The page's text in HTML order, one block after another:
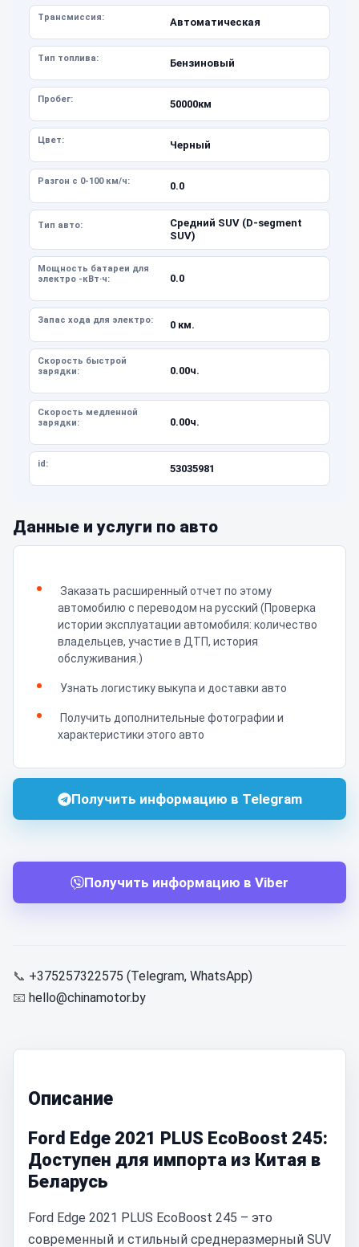
Трансмиссия: Автоматическая
Тип топлива: Бензиновый
Пробег: 50000км
Цвет: Черный
Разгон с 0-100 км/ч: 0.0
Тип авто:
Средний SUV (D-segment
SUV)
Мощность батареи для
электро -кВт·ч:
0.0
Запас хода для электро: 0 км.
Скорость быстрой
зарядки:
0.00ч.
Скорость медленной
зарядки:
0.00ч.
id: 53035981
Данные и услуги по авто
Заказать расширенный отчет по этому
автомобилю с переводом на русский (Проверка
истории эксплуатации автомобиля: количество
владельцев, участие в ДТП, история
обслуживания.)
Узнать логистику выкупа и доставки авто
Получить дополнительные фотографии и
характеристики этого авто
Получить информацию в Telegram
Получить информацию в Viber
📞 +375257322575 (Telegram, WhatsApp)
📧 hello@chinamotor.by
Описание
Ford Edge 2021 PLUS EcoBoost 245:
Доступен для импорта из Китая в
Беларусь
Ford Edge 2021 PLUS EcoBoost 245 – это
современный и стильный среднеразмерный SUV